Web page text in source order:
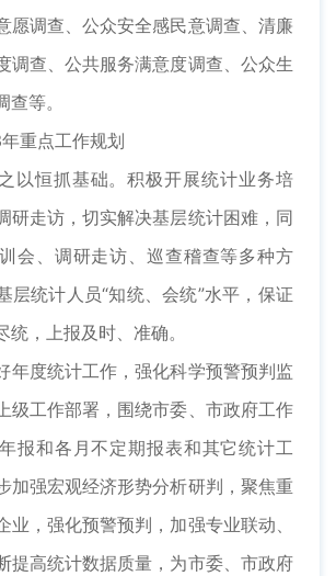
愿调查、公众安全感民意调查、清廉
调查、公共服务满意度调查、公众生
等。
重点工作规划
之以恒抓基础。积极开展统计业务培
研走访，切实解决基层统计困难，同
会、调研走访、巡查稽查等多种方
层统计人员“知统、会统”水平，保证
统，上报及时、准确。
年度统计工作，强化科学预警预判监
级工作部署，围绕市委、市政府工作
报和各月不定期报表和其它统计工
加强宏观经济形势分析研判，聚焦重
业，强化预警预判，加强专业联动、
提高统计数据质量，为市委、市政府